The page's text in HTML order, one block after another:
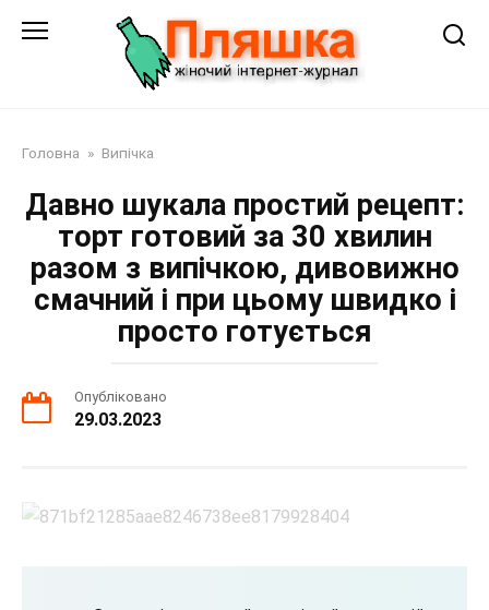
Головна » Випічка
Давно шукала простий рецепт:
торт готовий за 30 хвилин
разом з випічкою, дивовижно
смачний і при цьому швидко і
просто готується
Опубліковано
29.03.2023